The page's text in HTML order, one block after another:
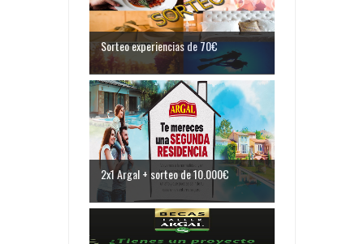
Sorteo experiencias de 70€
2x1 Argal + sorteo de 10.000€